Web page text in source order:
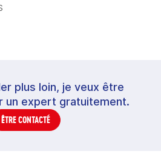
plus loin, je veux être
un expert gratuitement.
ÊTRE CONTACTÉ